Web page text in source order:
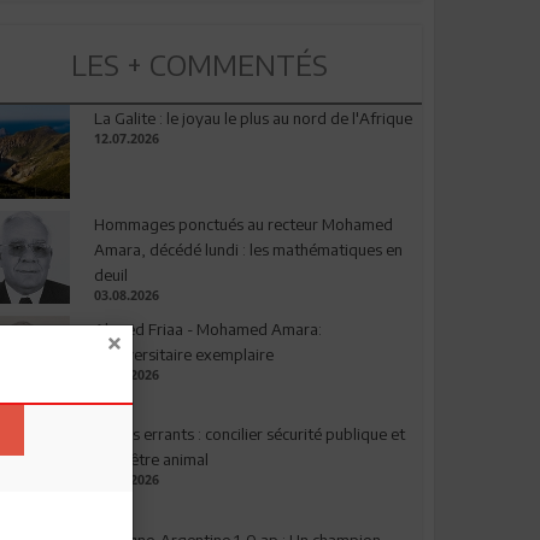
LES + COMMENTÉS
La Galite : le joyau le plus au nord de l'Afrique
12.07.2026
Hommages ponctués au recteur Mohamed
Amara, décédé lundi : les mathématiques en
deuil
03.08.2026
Ahmed Friaa - Mohamed Amara:
l’Universitaire exemplaire
04.08.2026
Chiens errants : concilier sécurité publique et
bien-être animal
17.07.2026